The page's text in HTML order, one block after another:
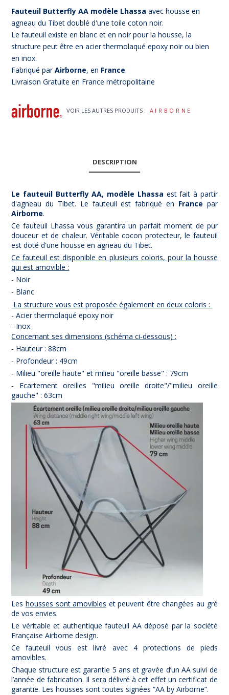
Fauteuil Butterfly AA modèle Lhassa avec housse en
agneau du Tibet doublé d'une toile coton noir.
Le fauteuil existe en blanc et en noir pour la housse, la
structure peut être en acier thermolaqué epoxy noir ou bien
en inox.
Fabriqué parAirborne, en France.
Livraison Gratuite en France métropolitaine
VOIR LES AUTRES PRODUITS : AIRBORNE
DESCRIPTION
Le fauteuil Butterfly AA, modèle Lhassa est fait à partir
d'agneau du Tibet. Le fauteuil est fabriqué en France par
Airborne.
Ce fauteuil Lhassa vous garantira un parfait moment de pur
douceur et de chaleur. Véritable cocon protecteur, le fauteuil
est doté d'une housse en agneau du Tibet.
Ce fauteuil est disponible en plusieurs coloris, pour la housse
qui est amovible :
- Noir
- Blanc
La structure vous est proposée également en deux coloris :
- Acier thermolaqué epoxy noir
- Inox
Concernant ses dimensions (schéma ci-dessous) :
- Hauteur : 88cm
- Profondeur : 49cm
- Milieu "oreille haute" et milieu "oreille basse" : 79cm
- Ecartement oreilles "milieu oreille droite"/"milieu oreille
gauche" : 63cm
Les housses sont amovibles et peuvent être changées au gré
de vos envies.
Le véritable et authentique fauteuil AA déposé par la société
Française Airborne design.
Ce fauteuil vous est livré avec 4 protections de pieds
amovibles.
Chaque structure est garantie 5 ans et gravée d’un AA suivi de
l’année de fabrication. Il sera délivré à cet effet un certificat de
garantie. Les housses sont toutes signées “AA by Airborne”.